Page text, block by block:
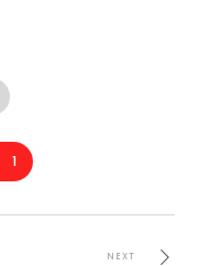
1
NEXT